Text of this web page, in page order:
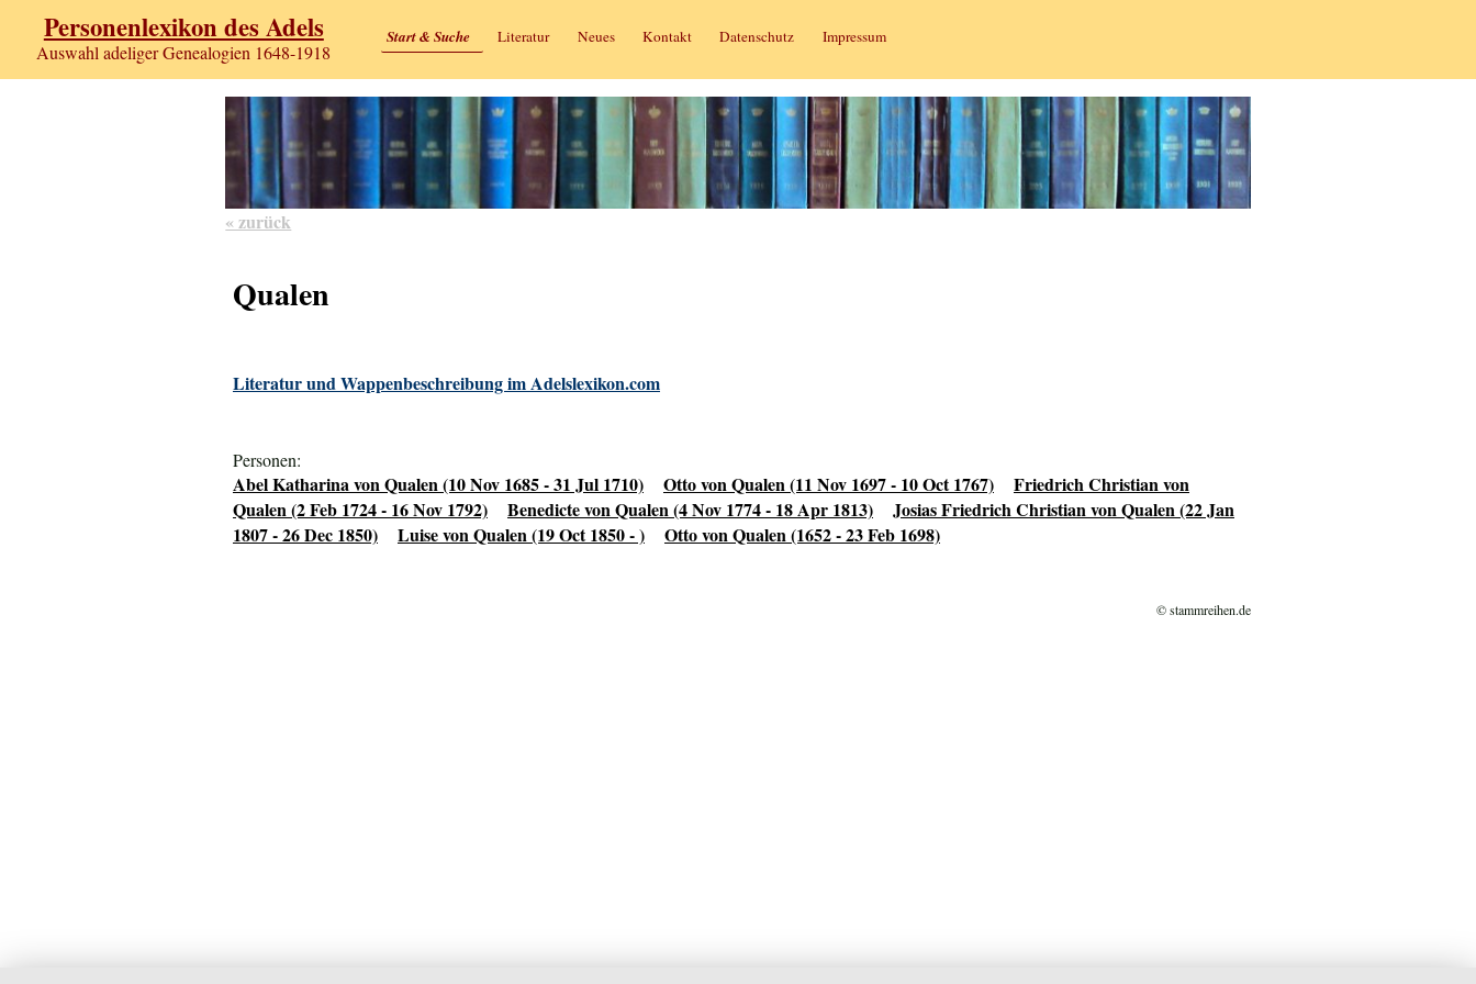
Personenlexikon des Adels
Auswahl adeliger Genealogien 1648-1918
Start & Suche Literatur Neues Kontakt Datenschutz Impressum
« zurück
Qualen
Literatur und Wappenbeschreibung im Adelslexikon.com
Personen:
Abel Katharina von Qualen (10 Nov 1685 - 31 Jul 1710) Otto von Qualen (11 Nov 1697 - 10 Oct 1767)
Friedrich Christian von
Qualen (2 Feb 1724 - 16 Nov 1792)
Benedicte von Qualen (4 Nov 1774 - 18 Apr 1813)
Josias Friedrich Christian von Qualen (22 Jan
1807 - 26 Dec 1850)
Luise von Qualen (19 Oct 1850 - ) Otto von Qualen (1652 - 23 Feb 1698)
© stammreihen.de